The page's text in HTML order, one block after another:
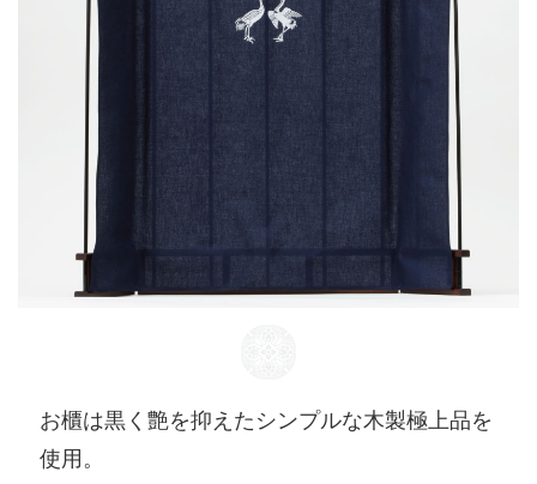
お櫃は黒く艶を抑えたシンプルな木製極上品を
使用。